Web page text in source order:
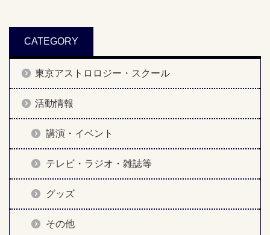
CATEGORY
東京アストロロジー・スクール
活動情報
講演・イベント
テレビ・ラジオ・雑誌等
グッズ
その他